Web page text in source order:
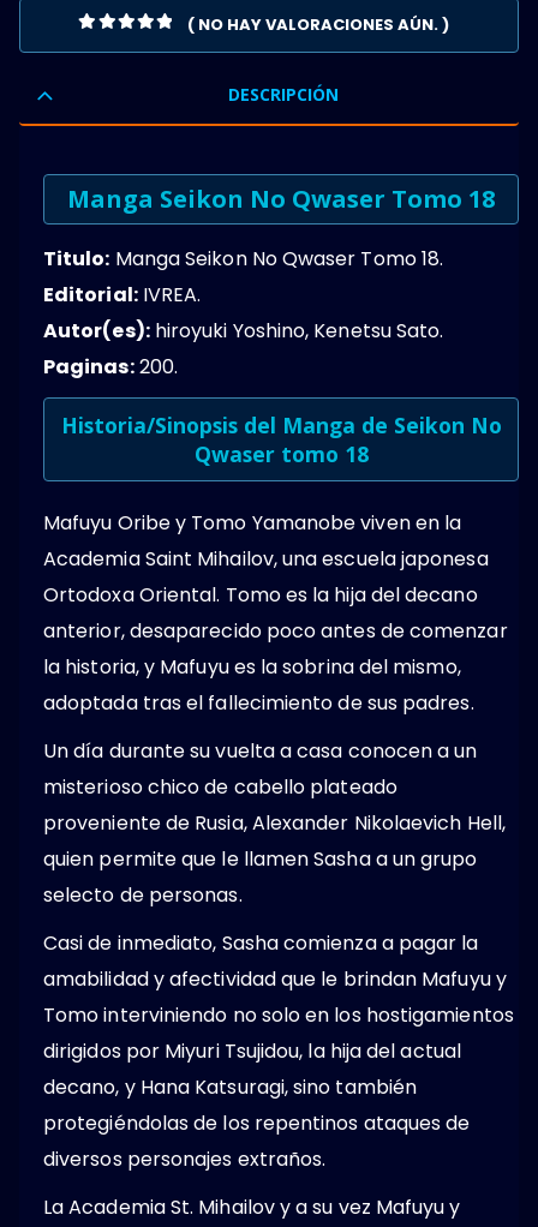
( NO HAY VALORACIONES AÚN. )
DESCRIPCIÓN
Manga Seikon No Qwaser Tomo 18
Titulo: Manga Seikon No Qwaser Tomo 18.
Editorial:IVREA.
Autor(es):hiroyuki Yoshino, Kenetsu Sato.
Paginas:200.
Historia/Sinopsis del Manga de Seikon No
Qwaser tomo 18
Mafuyu Oribe y Tomo Yamanobe viven en la
Academia Saint Mihailov, una escuela japonesa
Ortodoxa Oriental. Tomo es la hija del decano
anterior, desaparecido poco antes de comenzar
la historia, y Mafuyu es la sobrina del mismo,
adoptada tras el fallecimiento de sus padres.
Un día durante su vuelta a casa conocen a un
misterioso chico de cabello plateado
proveniente de Rusia, Alexander Nikolaevich Hell,
quien permite que le llamen Sasha a un grupo
selecto de personas.
Casi de inmediato, Sasha comienza a pagar la
amabilidad y afectividad que le brindan Mafuyu y
Tomo interviniendo no solo en los hostigamientos
dirigidos por Miyuri Tsujidou, la hija del actual
decano, y Hana Katsuragi, sino también
protegiéndolas de los repentinos ataques de
diversos personajes extraños.
La Academia St. Mihailov y a su vez Mafuyu y